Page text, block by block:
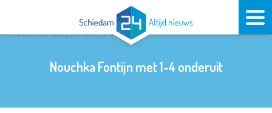
Nouchka Fontijn met 1-4 onderuit